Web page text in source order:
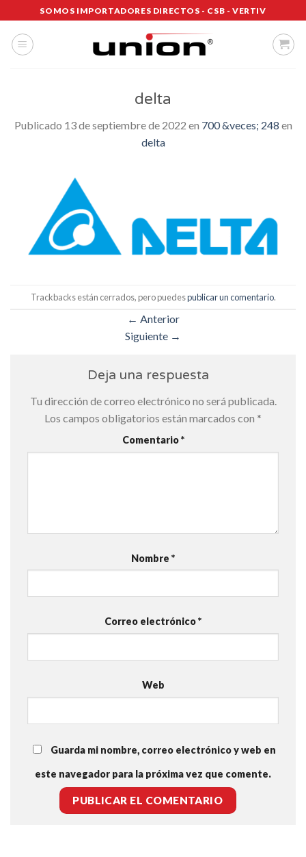
al
contenido
SOMOS IMPORTADORES DIRECTOS - CSB - VERTIV
delta
Publicado 13 de septiembre de 2022 en 700 &veces; 248 en
delta
Trackbacks están cerrados, pero puedespublicar un comentario.
← Anterior
Siguiente →
Deja una respuesta
Tu dirección de correo electrónico no será publicada.
Los campos obligatorios están marcados con *
Comentario*
Nombre *
Correo electrónico*
Web
Guarda mi nombre, correo electrónico y web en
este navegador para la próxima vez que comente.